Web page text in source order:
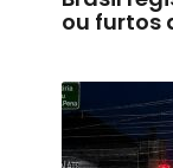
ou furtos